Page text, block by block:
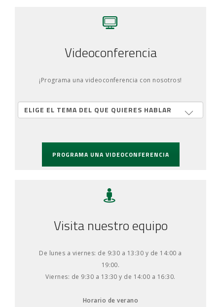
Videoconferencia
¡Programa una videoconferencia con nosotros!
PROGRAMA UNA VIDEOCONFERENCIA
Visita nuestro equipo
De lunes a viernes: de 9:30 a 13:30 y de 14:00 a
19:00.
Viernes: de 9:30 a 13:30 y de 14:00 a 16:30.
Horario de verano